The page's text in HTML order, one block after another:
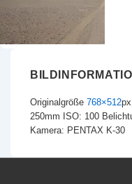
Originalgröße 768×512px
250mm ISO: 100
Kamera: PENTAX K-30